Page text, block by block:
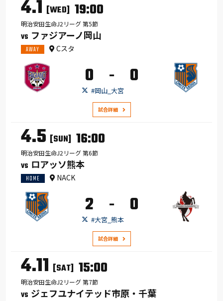
4.1 [WED] 19:00
明治安田生命J2リーグ 第5節
VS ファジアーノ岡山
AWAY Cスタ
0 - 0
#岡山_大宮
試合詳細
4.5 [SUN] 16:00
明治安田生命J2リーグ 第6節
VS ロアッソ熊本
HOME NACK
2 - 0
#大宮_熊本
試合詳細
4.11 [SAT] 15:00
明治安田生命J2リーグ 第7節
VS ジェフユナイテッド市原・千葉